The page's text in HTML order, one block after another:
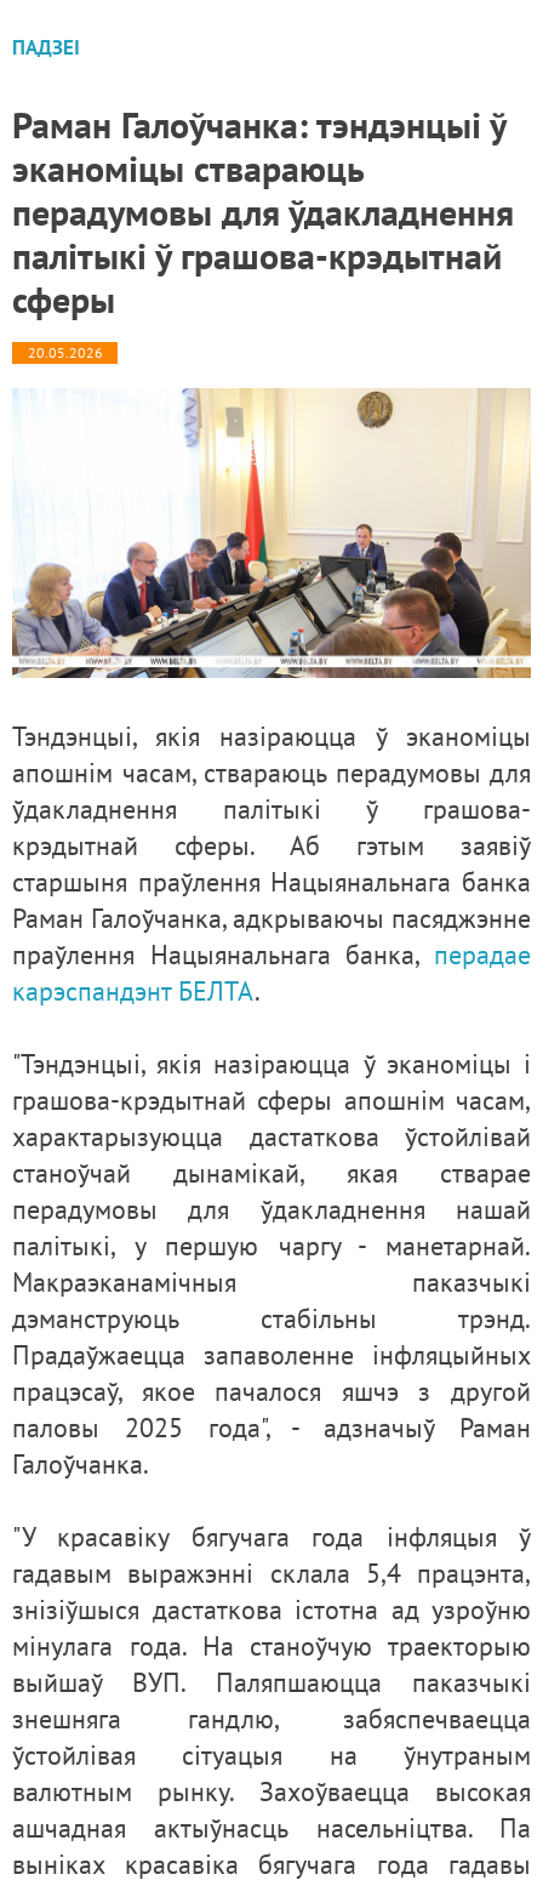
ПАДЗЕІ
Раман Галоўчанка: тэндэнцыі ў
эканоміцы ствараюць
перадумовы для ўдакладнення
палітыкі ў грашова-крэдытнай
сферы
20.05.2026
Тэндэнцыі, якія назіраюцца ў эканоміцы
апошнім часам, ствараюць перадумовы для
ўдакладнення палітыкі ў грашова-
крэдытнай сферы. Аб гэтым заявіў
старшыня праўлення Нацыянальнага банка
Раман Галоўчанка, адкрываючы пасяджэнне
праўлення Нацыянальнага банка, перадае
карэспандэнт БЕЛТА.
"Тэндэнцыі, якія назіраюцца ў эканоміцы і
грашова-крэдытнай сферы апошнім часам,
характарызуюцца дастаткова ўстойлівай
станоўчай дынамікай, якая стварае
перадумовы для ўдакладнення нашай
палітыкі, у першую чаргу - манетарнай.
Макраэканамічныя паказчыкі
дэманструюць стабільны трэнд.
Прадаўжаецца запаволенне інфляцыйных
працэсаў, якое пачалося яшчэ з другой
паловы 2025 года", - адзначыў Раман
Галоўчанка.
"У красавіку бягучага года інфляцыя ў
гадавым выражэнні склала 5,4 працэнта,
знізіўшыся дастаткова істотна ад узроўню
мінулага года. На станоўчую траекторыю
выйшаў ВУП. Паляпшаюцца паказчыкі
знешняга гандлю, забяспечваецца
ўстойлівая сітуацыя на ўнутраным
валютным рынку. Захоўваецца высокая
ашчадная актыўнасць насельніцтва. Па
выніках красавіка бягучага года гадавы